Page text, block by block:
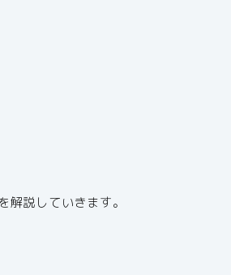
説していきます。